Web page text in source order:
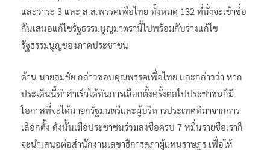
และวาระ 3 และ ส.ส.พรรคเพื่อไทย ทั้งหมด 132 ที่นั่งจะเข้าชื่อ
กันเสนอแก้ไขรัฐธรรมนูญมาตรานี้ไปพร้อมกับร่างแก้ไข
รัฐธรรมนูญของภาคประชาชน
ด้าน นายสมชัย กล่าวขอบคุณพรรคเพื่อไทย และกล่าวว่า หาก
ประเด็นนี้ทำสำเร็จได้ทันการเลือกตั้งครั้งต่อไปประชาชนก็มี
โอกาสที่จะได้นายกรัฐมนตรีและผู้บริหารประเทศที่มาจากการ
เลือกตั้ง ดังนั้นเมื่อประชาชนร่วมลงชื่อครบ 7 หมื่นรายชื่อเราก็
จะนำเสนอต่อสำนักงานเลขาธิการสภาผู้แทนราษฎร เพื่อให้